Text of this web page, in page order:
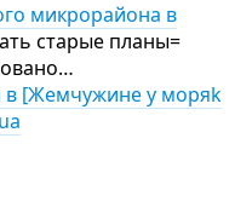
микрорайона в
старые планы=
[Жемчужине у моряk